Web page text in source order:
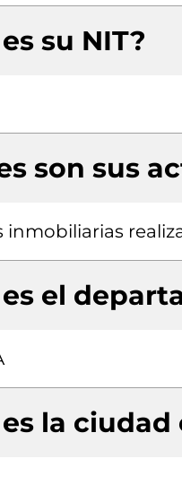
su NIT?
son sus
inmobiliarias
es el
la